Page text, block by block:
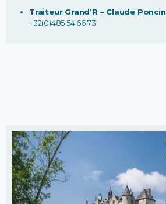
Traiteur Grand’R – Claude Poncin
+32(0)485 54 66 73